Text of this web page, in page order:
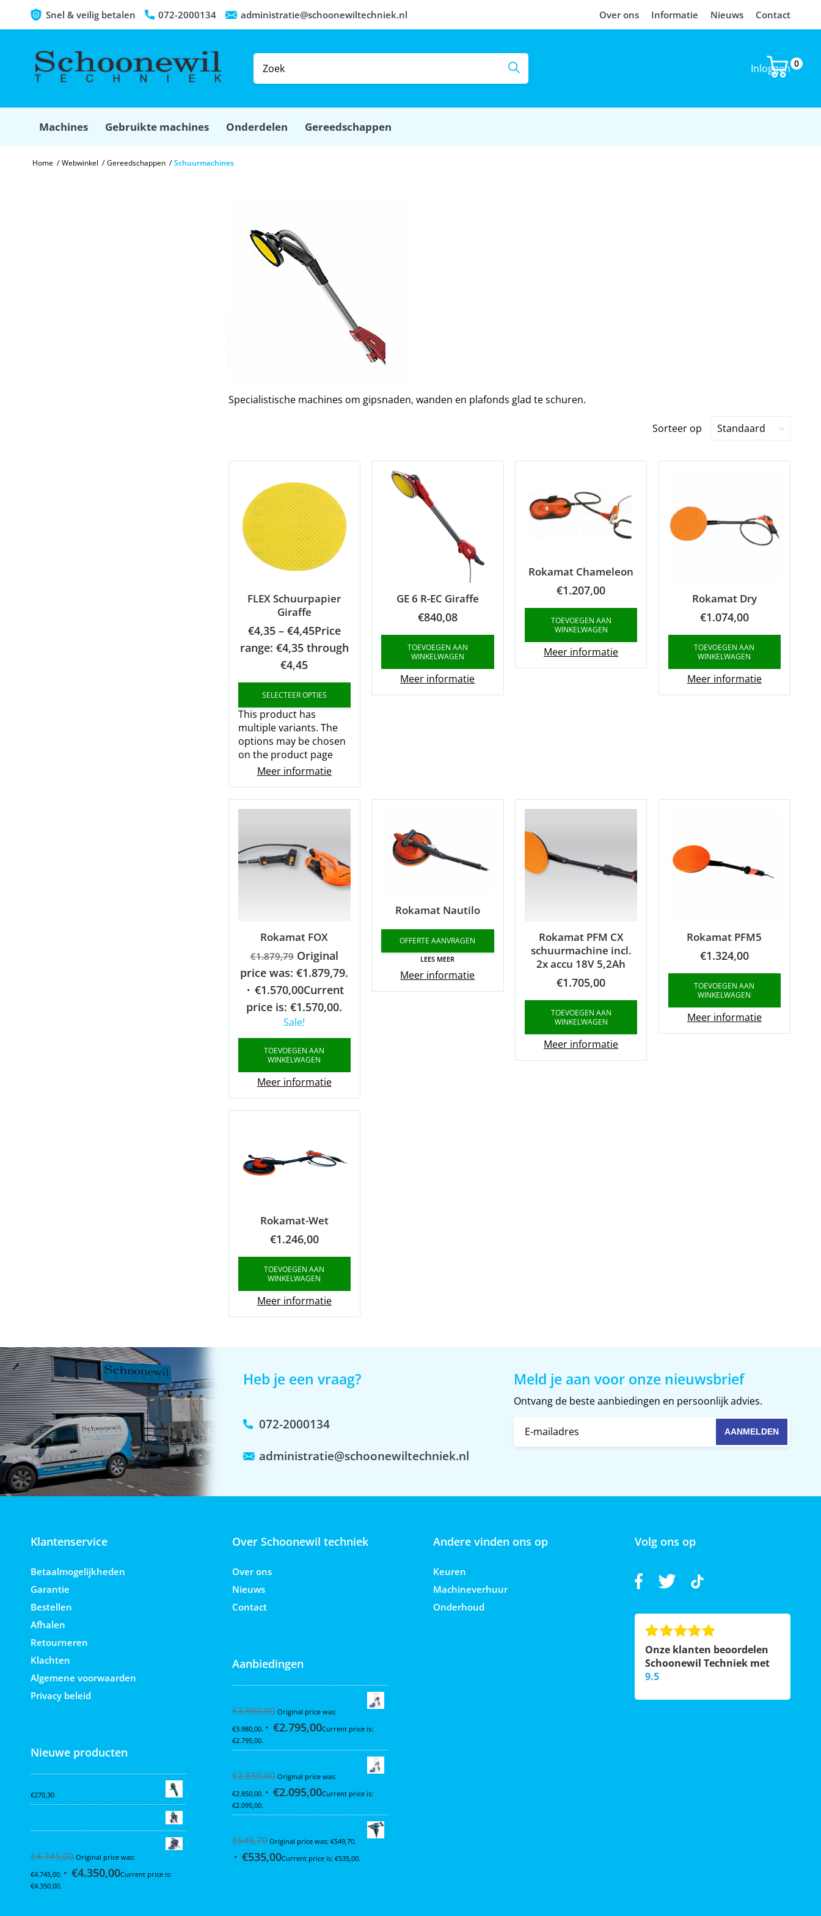
Over ons Informatie Nieuws Contact
Snel & veilig betalen 072-2000134 administratie@schoonewiltechniek.nl
0
Inloggen
Machines Gebruikte machines Onderdelen Gereedschappen
Home / Webwinkel / Gereedschappen / Schuurmachines
Specialistische machines om gipsnaden, wanden en plafonds glad te schuren.
Sorteer op Standaard
FLEX Schuurpapier
Giraffe
€4,35 – €4,45Price
range: €4,35 through
€4,45
SELECTEER OPTIES
This product has
multiple variants. The
options may be chosen
on the product page
Meer informatie
GE 6 R-EC Giraffe
€840,08
TOEVOEGEN AAN
WINKELWAGEN
Meer informatie
Rokamat Chameleon
€1.207,00
TOEVOEGEN AAN
WINKELWAGEN
Meer informatie
Rokamat Dry
€1.074,00
TOEVOEGEN AAN
WINKELWAGEN
Meer informatie
Rokamat FOX
€1.879,79 Original
price was: €1.879,79.
€1.570,00Current
price is: €1.570,00.
Sale!
TOEVOEGEN AAN
WINKELWAGEN
Meer informatie
Rokamat Nautilo
OFFERTE AANVRAGEN
LEES MEER
Meer informatie
Rokamat PFM CX
schuurmachine incl.
2x accu 18V 5,2Ah
€1.705,00
TOEVOEGEN AAN
WINKELWAGEN
Meer informatie
Rokamat PFM5
€1.324,00
TOEVOEGEN AAN
WINKELWAGEN
Meer informatie
Rokamat-Wet
€1.246,00
TOEVOEGEN AAN
WINKELWAGEN
Meer informatie
Heb je een vraag?
072-2000134
administratie@schoonewiltechniek.nl
Meld je aan voor onze nieuwsbrief
Ontvang de beste aanbiedingen en persoonlijk advies.
Klantenservice
Betaalmogelijkheden
Garantie
Bestellen
Afhalen
Retourneren
Klachten
Algemene voorwaarden
Privacy beleid
Nieuwe producten
€270,30
€4.745,00 Original price was:
€4.745,00.
€4.350,00Current price is:
€4.350,00.
Over Schoonewil techniek
Over ons
Nieuws
Contact
Aanbiedingen
€3.980,00 Original price was:
€3.980,00.
€2.795,00Current price is:
€2.795,00.
€2.850,00 Original price was:
€2.850,00.
€2.095,00Current price is:
€2.095,00.
€549,70 Original price was: €549,70.
€535,00Current price is: €535,00.
Andere vinden ons op
Keuren
Machineverhuur
Onderhoud
Volg ons op
Onze klanten beoordelen
Schoonewil Techniek met
9.5